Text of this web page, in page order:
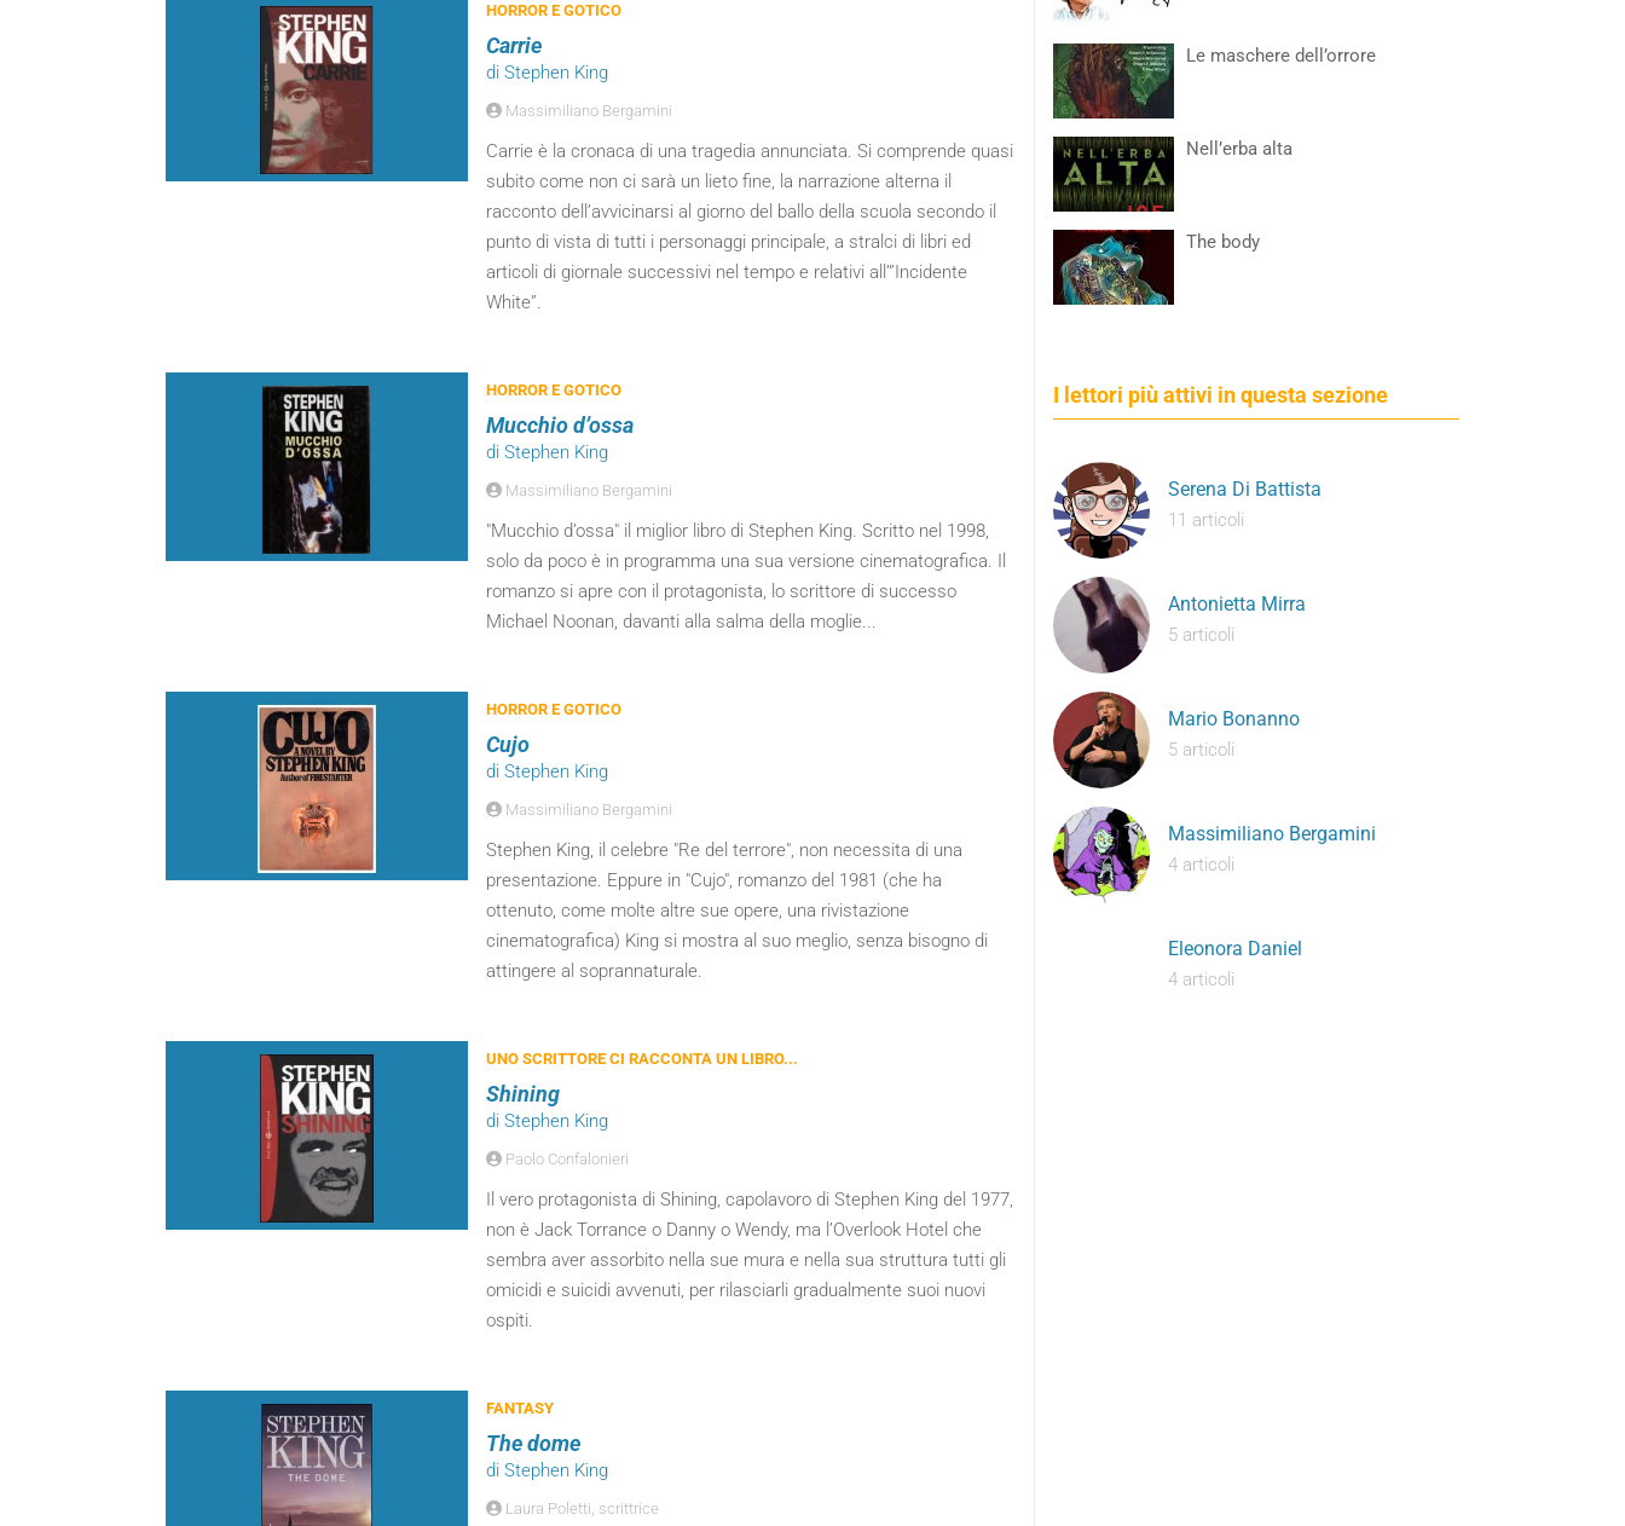
HORROR E GOTICO
Carrie
di Stephen King
Massimiliano Bergamini
Carrie è la cronaca di una tragedia annunciata. Si comprende quasi
subito come non ci sarà un lieto fine, la narrazione alterna il
racconto dell’avvicinarsi al giorno del ballo della scuola secondo il
punto di vista di tutti i personaggi principale, a stralci di libri ed
articoli di giornale successivi nel tempo e relativi all’”Incidente
White”.
HORROR E GOTICO
Mucchio d’ossa
di Stephen King
Massimiliano Bergamini
"Mucchio d’ossa" il miglior libro di Stephen King. Scritto nel 1998,
solo da poco è in programma una sua versione cinematografica. Il
romanzo si apre con il protagonista, lo scrittore di successo
Michael Noonan, davanti alla salma della moglie...
HORROR E GOTICO
Cujo
di Stephen King
Massimiliano Bergamini
Stephen King, il celebre "Re del terrore", non necessita di una
presentazione. Eppure in "Cujo", romanzo del 1981 (che ha
ottenuto, come molte altre sue opere, una rivistazione
cinematografica) King si mostra al suo meglio, senza bisogno di
attingere al soprannaturale.
UNO SCRITTORE CI RACCONTA UN LIBRO...
Shining
di Stephen King
Paolo Confalonieri
Il vero protagonista di Shining, capolavoro di Stephen King del 1977,
non è Jack Torrance o Danny o Wendy, ma l’Overlook Hotel che
sembra aver assorbito nella sue mura e nella sua struttura tutti gli
omicidi e suicidi avvenuti, per rilasciarli gradualmente suoi nuovi
ospiti.
FANTASY
The dome
di Stephen King
Laura Poletti, scrittrice
Le maschere dell’orrore
Nell’erba alta
The body
I lettori più attivi in questa sezione
Serena Di Battista
11 articoli
Antonietta Mirra
5 articoli
Mario Bonanno
5 articoli
Massimiliano Bergamini
4 articoli
Eleonora Daniel
4 articoli